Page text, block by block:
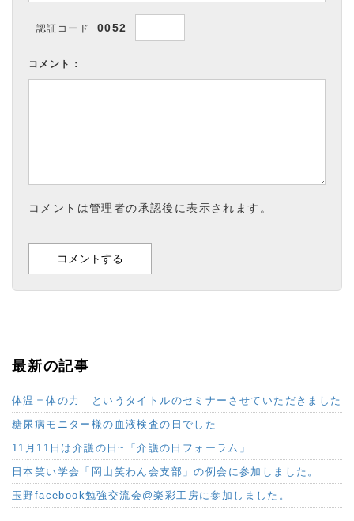
認証コード 0052
コメント：
コメントは管理者の承認後に表示されます。
最新の記事
体温＝体の力 というタイトルのセミナーさせていただきました
糖尿病モニター様の血液検査の日でした
11月11日は介護の日~「介護の日フォーラム」
日本笑い学会「岡山笑わん会支部」の例会に参加しました。
玉野facebook勉強交流会@楽彩工房に参加しました。